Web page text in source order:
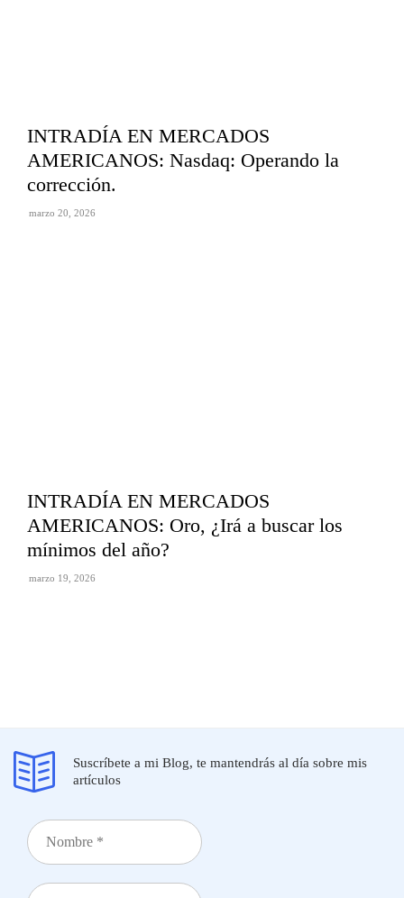
INTRADÍA EN MERCADOS
AMERICANOS: Nasdaq: Operando la
corrección.
marzo 20, 2026
INTRADÍA EN MERCADOS
AMERICANOS: Oro, ¿Irá a buscar los
mínimos del año?
marzo 19, 2026
Suscríbete a mi Blog, te mantendrás al día sobre mis
artículos